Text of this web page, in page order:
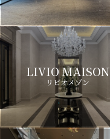
LIVIO MAISON
リビオメゾン